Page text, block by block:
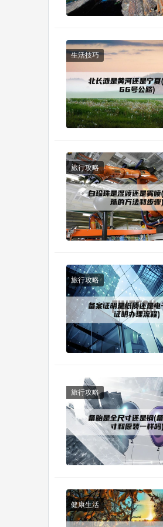
生活技巧
旅行攻略
旅行攻略
旅行攻略
健康生活